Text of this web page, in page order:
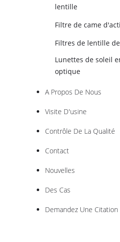
lentille
Filtre de came
Filtres de lentille
Lunettes de soleil
optique
A Propos De Nous
Visite D'usine
Contrôle De La Qualité
Contact
Nouvelles
Des Cas
Demandez Une Citation